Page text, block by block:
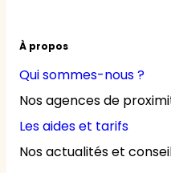
À propos
Qui sommes-nous ?
Nos agences de
Les aides et tarifs
Nos actualités et